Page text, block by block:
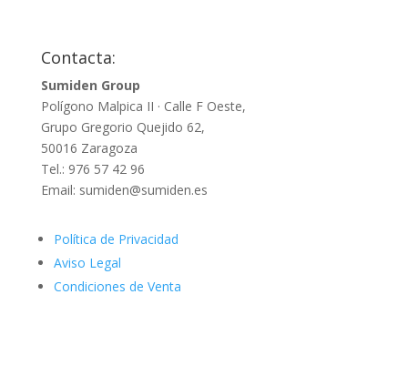
Contacta:
Sumiden Group
Polígono Malpica II · Calle F Oeste,
Grupo Gregorio Quejido 62,
50016 Zaragoza
Tel.: 976 57 42 96
Email: sumiden@sumiden.es
Política de Privacidad
Aviso Legal
Condiciones de Venta